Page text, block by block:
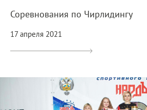
Соревнования по Чирлидингу
17 апреля 2021